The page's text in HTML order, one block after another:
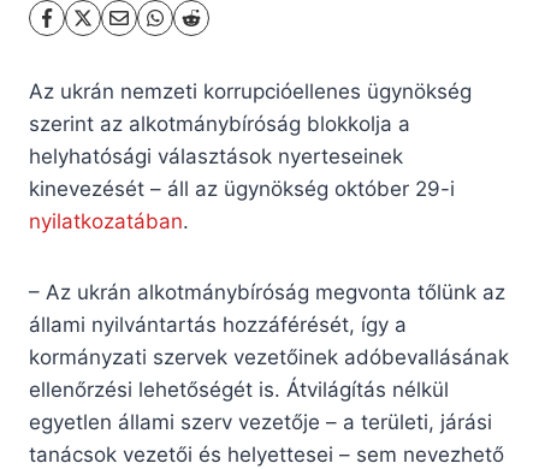
Az ukrán nemzeti korrupcióellenes ügynökség
szerint az alkotmánybíróság blokkolja a
helyhatósági választások nyerteseinek
kinevezését – áll az ügynökség október 29-i
nyilatkozatában.
– Az ukrán alkotmánybíróság megvonta tőlünk az
állami nyilvántartás hozzáférését, így a
kormányzati szervek vezetőinek adóbevallásának
ellenőrzési lehetőségét is. Átvilágítás nélkül
egyetlen állami szerv vezetője – a területi, járási
tanácsok vezetői és helyettesei – sem nevezhető